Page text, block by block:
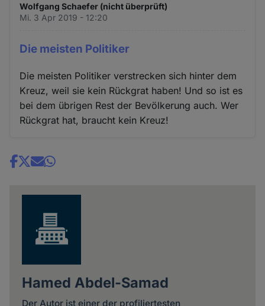
Wolfgang Schaefer (nicht überprüft)
Mi. 3 Apr 2019 - 12:20
Die meisten Politiker
Die meisten Politiker verstrecken sich hinter dem
Kreuz, weil sie kein Rückgrat haben! Und so ist es
bei dem übrigen Rest der Bevölkerung auch. Wer
Rückgrat hat, braucht kein Kreuz!
Share
Hamed Abdel-Samad
Der Autor ist einer der profiliertesten